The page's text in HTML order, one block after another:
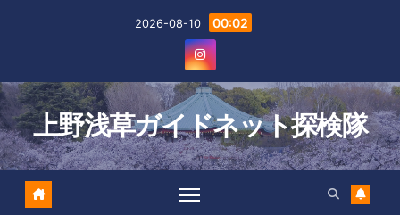
2026-08-10 00:02
上野浅草ガイドネット探検隊